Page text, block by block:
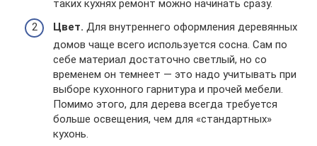
таких кухнях ремонт можно начинать сразу.
Цвет. Для внутреннего оформления деревянных
домов чаще всего используется сосна. Сам по
себе материал достаточно светлый, но со
временем он темнеет — это надо учитывать при
выборе кухонного гарнитура и прочей мебели.
Помимо этого, для дерева всегда требуется
больше освещения, чем для «стандартных»
кухонь.